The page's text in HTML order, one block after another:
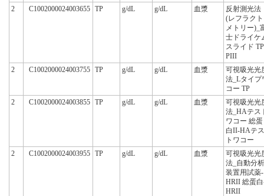
2
C1002000024003655 TP g/dL g/dL 血漿
反射測光法
(レフラクト
メトリー)_
士ドライケ
スライド
PIII
2
C1002000024003755 TP g/dL g/dL 血漿
可視吸光光
法_Lタイプ
コー TP
2
C1002000024003855 TP g/dL g/dL 血漿
可視吸光光
法_HAテス
ワコー 総蛋
白II-HAテス
トワコー
2
C1002000024003955 TP g/dL g/dL 血漿
可視吸光光
法_自動分析
装置用試薬-
HRII 総蛋
HRII